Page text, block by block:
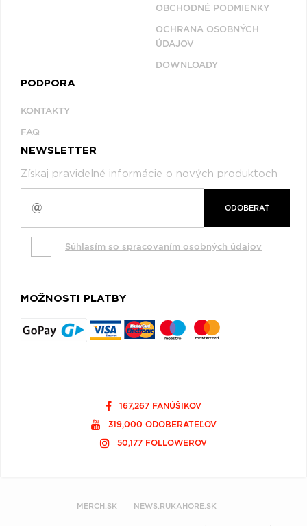
OBCHODNÉ PODMIENKY
OCHRANA OSOBNÝCH
ÚDAJOV
DOWNLOADY
PODPORA
KONTAKTY
FAQ
NEWSLETTER
Získaj pravidelné informácie o nových produktoch
ODOBERAŤ
Súhlasím so spracovaním osobných údajov
MOŽNOSTI PLATBY
167,267 FANÚŠIKOV
319,000 ODOBERATEĽOV
50,177 FOLLOWEROV
MERCH.SK NEWS.RUKAHORE.SK